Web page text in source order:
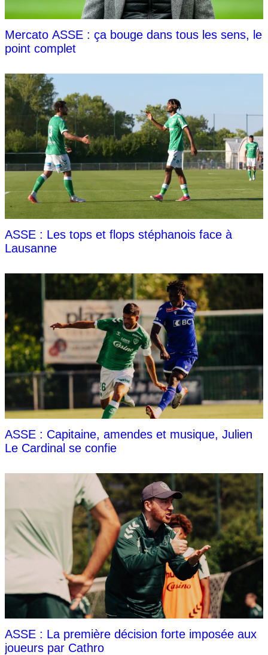
Mercato ASSE : ça bouge dans tous les sens, le
point complet
ASSE : Les tops et flops stéphanois face à
Lausanne
ASSE : Capitaine, amendes et musique, Julien
Le Cardinal se confie
ASSE : La première décision forte imposée aux
joueurs par Cathro